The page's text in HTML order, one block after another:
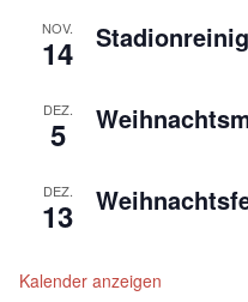
NOV.
14
DEZ.
5
DEZ.
13
Kalender anzeigen